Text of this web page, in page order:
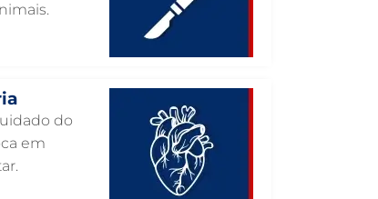
INTERNAÇÃO VETERINÁRIA EM
EM GUARULHOS
INTENSIVISMO VETERINÁRIO EM
HOSPITAL VETERINÁRIO EM
do
em